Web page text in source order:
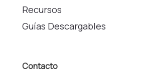
Recursos
Guías Descargables
Contacto